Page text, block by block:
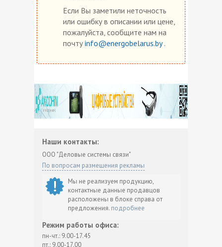
Если Вы заметили неточность
или ошибку в описании или цене,
пожалуйста, сообщите нам на
почту info@energobelarus.by.
Наши контакты:
ООО "Деловые системы связи"
По вопросам размещения рекламы
Мы не реализуем продукцию,
контактные данные продавцов
расположены в блоке справа от
предложения. подробнее
Режим работы офиса:
пн-чт.: 9.00-17.45
пт.: 9.00-17.00